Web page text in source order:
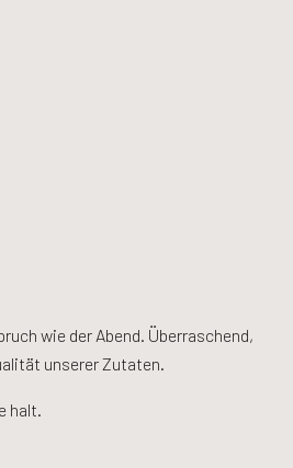
wie der Abend. Überraschend,
unserer Zutaten.
halt.